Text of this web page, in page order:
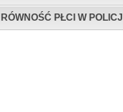
RÓWNOŚĆ PŁCI W POLICJI